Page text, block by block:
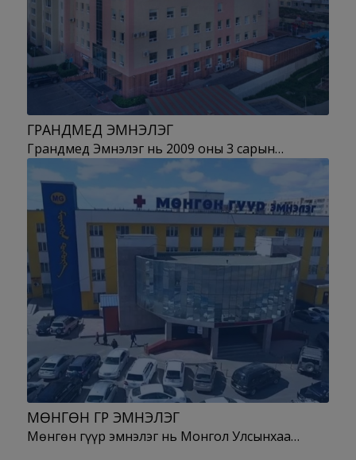
ГРАНДМЕД ЭМНЭЛЭГ
Грандмед Эмнэлэг нь 2009 оны 3 сарын…
МӨНГӨН ГҮҮР ЭМНЭЛЭГ
Мөнгөн гүүр эмнэлэг нь Монгол Улсынхаа…